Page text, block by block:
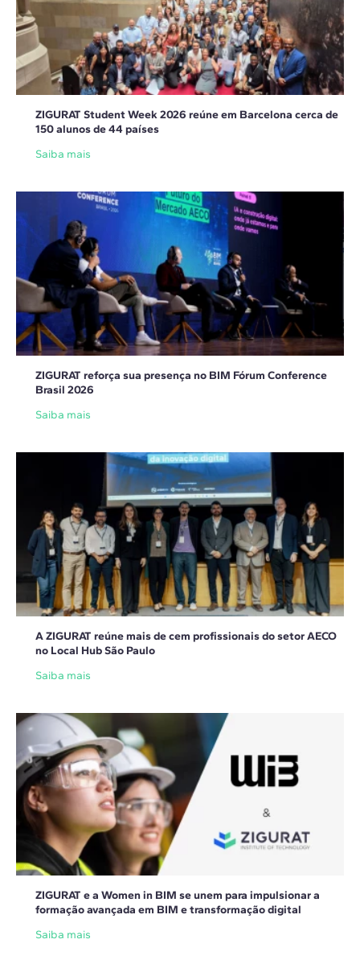
ZIGURAT Student Week 2026 reúne em Barcelona cerca de
150 alunos de 44 países
Saiba mais
ZIGURAT reforça sua presença no BIM Fórum Conference
Brasil 2026
Saiba mais
A ZIGURAT reúne mais de cem profissionais do setor AECO
no Local Hub São Paulo
Saiba mais
ZIGURAT e a Women in BIM se unem para impulsionar a
formação avançada em BIM e transformação digital
Saiba mais